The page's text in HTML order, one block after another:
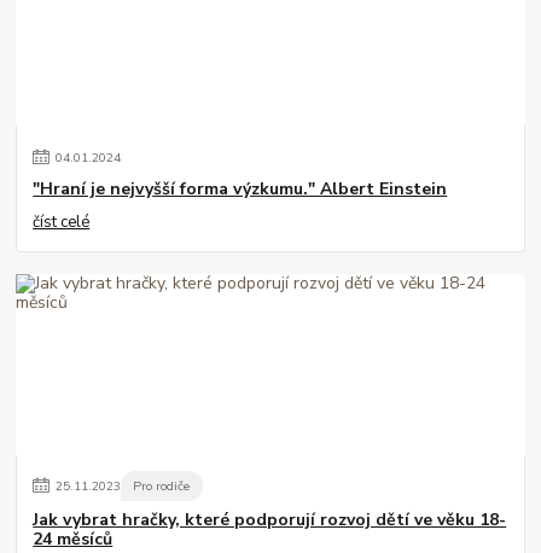
04.01.2024
"Hraní je nejvyšší forma výzkumu." Albert Einstein
číst celé
25.11.2023 Pro rodiče
Jak vybrat hračky, které podporují rozvoj dětí ve věku 18-
24 měsíců